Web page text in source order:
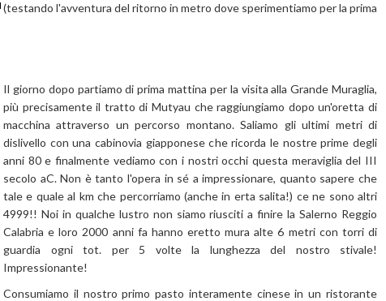
(testando l'avventura del ritorno in metro dove sperimentiamo per la prima
Il giorno dopo partiamo di prima mattina per la visita alla Grande Muraglia,
più precisamente il tratto di Mutyau che raggiungiamo dopo un'oretta di
macchina attraverso un percorso montano. Saliamo gli ultimi metri di
dislivello con una cabinovia giapponese che ricorda le nostre prime degli
anni 80 e finalmente vediamo con i nostri occhi questa meraviglia del III
secolo aC. Non è tanto l'opera in sé a impressionare, quanto sapere che
tale e quale al km che percorriamo (anche in erta salita!) ce ne sono altri
4999!! Noi in qualche lustro non siamo riusciti a finire la Salerno Reggio
Calabria e loro 2000 anni fa hanno eretto mura alte 6 metri con torri di
guardia ogni tot. per 5 volte la lunghezza del nostro stivale!
Impressionante!
Consumiamo il nostro primo pasto interamente cinese in un ristorante